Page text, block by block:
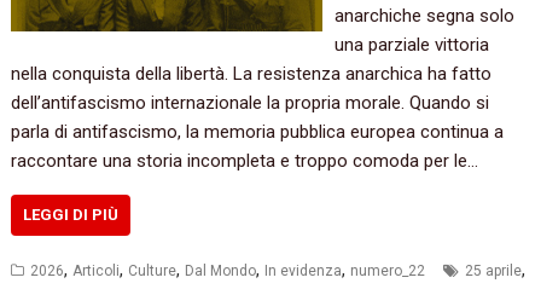
anarchiche segna solo
una parziale vittoria
nella conquista della libertà. La resistenza anarchica ha fatto
dell’antifascismo internazionale la propria morale. Quando si
parla di antifascismo, la memoria pubblica europea continua a
raccontare una storia incompleta e troppo comoda per le…
LEGGI DI PIÙ
2026,Articoli, Culture, Dal Mondo, In evidenza, numero_22 25 aprile,